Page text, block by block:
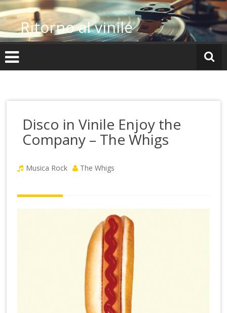
Vai
al
contenutoRitorno al vinile
Disco in Vinile Enjoy the
Company – The Whigs
Musica Rock The Whigs